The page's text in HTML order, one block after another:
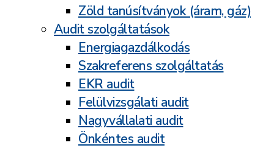
Zöld tanúsítványok (áram, gáz)
Audit szolgáltatások
Energiagazdálkodás
Szakreferens szolgáltatás
EKR audit
Felülvizsgálati audit
Nagyvállalati audit
Önkéntes audit